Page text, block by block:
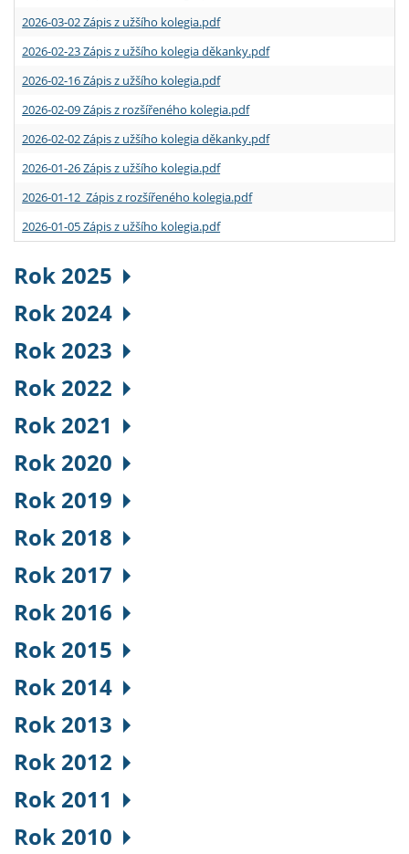
2026-03-02 Zápis z užšího kolegia.pdf
2026-02-23 Zápis z užšího kolegia děkanky.pdf
2026-02-16 Zápis z užšího kolegia.pdf
2026-02-09 Zápis z rozšířeného kolegia.pdf
2026-02-02 Zápis z užšího kolegia děkanky.pdf
2026-01-26 Zápis z užšího kolegia.pdf
2026-01-12 Zápis z rozšířeného kolegia.pdf
2026-01-05 Zápis z užšího kolegia.pdf
Rok 2025
Rok 2024
Rok 2023
Rok 2022
Rok 2021
Rok 2020
Rok 2019
Rok 2018
Rok 2017
Rok 2016
Rok 2015
Rok 2014
Rok 2013
Rok 2012
Rok 2011
Rok 2010